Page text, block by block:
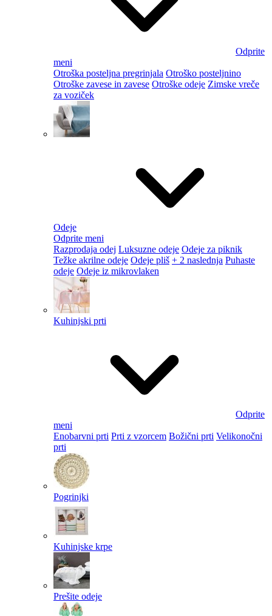
Odprite
meni
Otroška posteljna pregrinjala Otroško posteljnino
Otroške zavese in zavese Otroške odeje Zimske vreče
za voziček
Odeje
Odprite meni
Razprodaja odej Luksuzne odeje Odeje za piknik
Težke akrilne odeje Odeje pliš + 2 naslednja Puhaste
odeje Odeje iz mikrovlaken
Kuhinjski prti
Odprite
meni
Enobarvni prti Prti z vzorcem Božični prti Velikonočni
prti​
Pogrinjki
Kuhinjske krpe
Prešite odeje